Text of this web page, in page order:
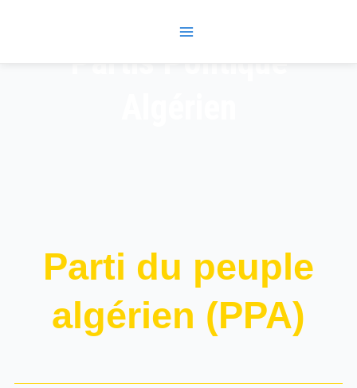
Parti du peuple
algérien (PPA)